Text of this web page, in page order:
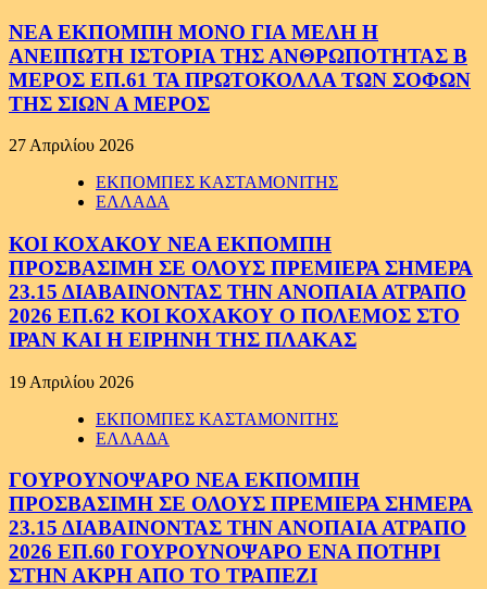
ΝΕΑ ΕΚΠΟΜΠΗ ΜΟΝΟ ΓΙΑ ΜΕΛΗ Η
ΑΝΕΙΠΩΤΗ ΙΣΤΟΡΙΑ ΤΗΣ ΑΝΘΡΩΠΟΤΗΤΑΣ Β
ΜΕΡΟΣ ΕΠ.61 ΤΑ ΠΡΩΤΟΚΟΛΛΑ ΤΩΝ ΣΟΦΩΝ
ΤΗΣ ΣΙΩΝ Α ΜΕΡΟΣ
27 Απριλίου 2026
ΕΚΠΟΜΠΕΣ ΚΑΣΤΑΜΟΝΙΤΗΣ
ΕΛΛΑΔΑ
ΚΟΙ ΚΟΧΑΚΟΥ ΝΕΑ ΕΚΠΟΜΠΗ
ΠΡΟΣΒΑΣΙΜΗ ΣΕ ΟΛΟΥΣ ΠΡΕΜΙΕΡΑ ΣΗΜΕΡΑ
23.15 ΔΙΑΒΑΙΝΟΝΤΑΣ ΤΗΝ ΑΝΟΠΑΙΑ ΑΤΡΑΠΟ
2026 ΕΠ.62 ΚΟΙ ΚΟΧΑΚΟΥ Ο ΠΟΛΕΜΟΣ ΣΤΟ
ΙΡΑΝ ΚΑΙ Η ΕΙΡΗΝΗ ΤΗΣ ΠΛΑΚΑΣ
19 Απριλίου 2026
ΕΚΠΟΜΠΕΣ ΚΑΣΤΑΜΟΝΙΤΗΣ
ΕΛΛΑΔΑ
ΓΟΥΡΟΥΝΟΨΑΡΟ ΝΕΑ ΕΚΠΟΜΠΗ
ΠΡΟΣΒΑΣΙΜΗ ΣΕ ΟΛΟΥΣ ΠΡΕΜΙΕΡΑ ΣΗΜΕΡΑ
23.15 ΔΙΑΒΑΙΝΟΝΤΑΣ ΤΗΝ ΑΝΟΠΑΙΑ ΑΤΡΑΠΟ
2026 ΕΠ.60 ΓΟΥΡΟΥΝΟΨΑΡΟ ΕΝΑ ΠΟΤΗΡΙ
ΣΤΗΝ ΑΚΡΗ ΑΠΟ ΤΟ ΤΡΑΠΕΖΙ